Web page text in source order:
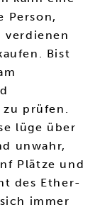
Person,
verdienen
Bist
prüfen.
lüge über
unwahr,
Plätze und
des Ether-
immer